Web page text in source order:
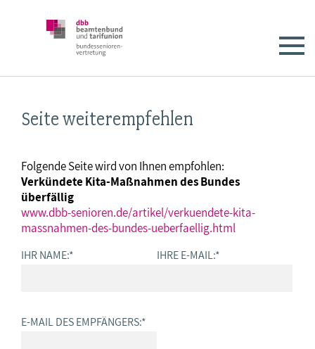
Seite weiterempfehlen
Folgende Seite wird von Ihnen empfohlen:
Verkündete Kita-Maßnahmen des Bundes
überfällig
www.dbb-senioren.de/artikel/verkuendete-kita-
massnahmen-des-bundes-ueberfaellig.html
IHR NAME:* IHRE E-MAIL:*
E-MAIL DES EMPFÄNGERS:*